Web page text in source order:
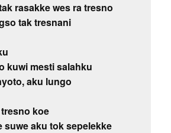
rasakke wes ra tresno
tak tresnani
kuwi mesti salahku
aku lungo
koe
suwe aku tok sepelekke